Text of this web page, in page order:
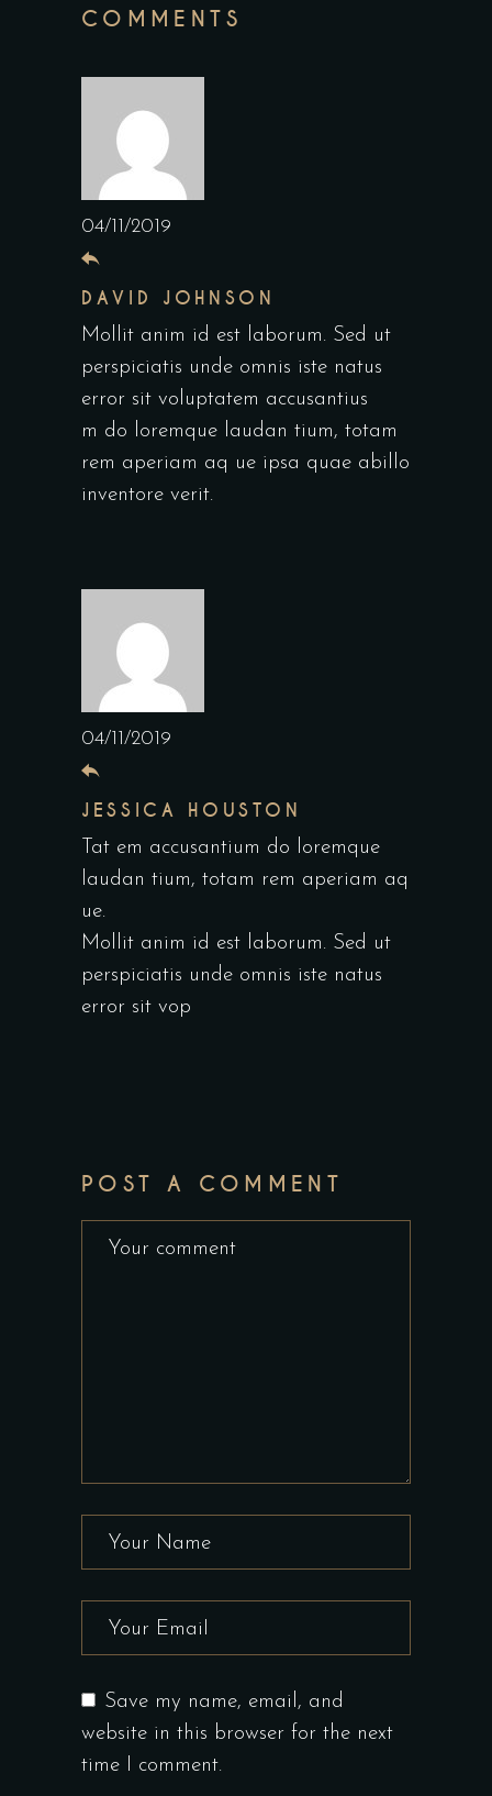
COMMENTS
04/11/2019
DAVID JOHNSON
Mollit anim id est laborum. Sed ut
perspiciatis unde omnis iste natus
error sit voluptatem accusantius
m do loremque laudan tium, totam
rem aperiam aq ue ipsa quae abillo
inventore verit.
04/11/2019
JESSICA HOUSTON
Tat em accusantium do loremque
laudan tium, totam rem aperiam aq
ue.
Mollit anim id est laborum. Sed ut
perspiciatis unde omnis iste natus
error sit vop
POST A COMMENT
Save my name, email, and
website in this browser for the next
time I comment.